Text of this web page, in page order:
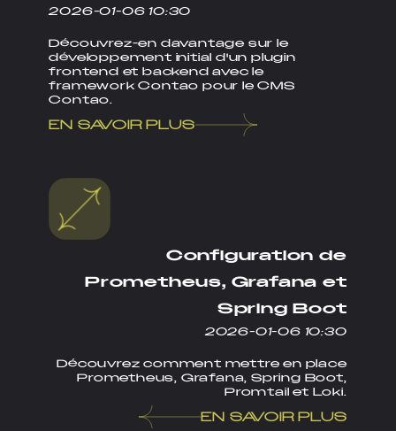
2026-01-06 10:30
Découvrez-en davantage sur le
développement initial d'un plugin
frontend et backend avec le
framework Contao pour le CMS
Contao.
EN SAVOIR PLUS
Configuration de
Prometheus, Grafana et
Spring Boot
2026-01-06 10:30
Découvrez comment mettre en place
Prometheus, Grafana, Spring Boot,
Promtail et Loki.
EN SAVOIR PLUS